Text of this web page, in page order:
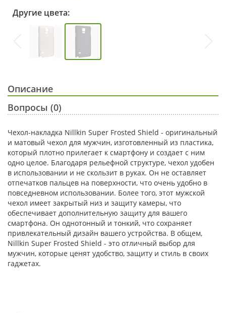
Другие цвета:
Описание
Вопросы (0)
Чехол-накладка Nillkin Super Frosted Shield - оригинальный
и матовый чехол для мужчин, изготовленный из пластика,
который плотно прилегает к смартфону и создает с ним
одно целое. Благодаря рельефной структуре, чехол удобен
в использовании и не скользит в руках. Он не оставляет
отпечатков пальцев на поверхности, что очень удобно в
повседневном использовании. Более того, этот мужской
чехол имеет закрытый низ и защиту камеры, что
обеспечивает дополнительную защиту для вашего
смартфона. Он однотонный и тонкий, что сохраняет
привлекательный дизайн вашего устройства. В общем,
Nillkin Super Frosted Shield - это отличный выбор для
мужчин, которые ценят удобство, защиту и стиль в своих
гаджетах.